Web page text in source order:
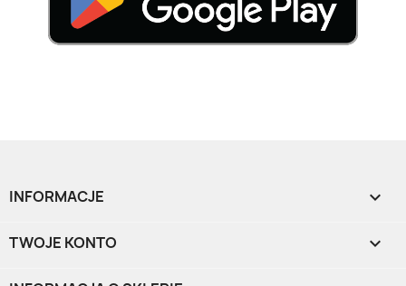
INFORMACJE 
TWOJE KONTO 